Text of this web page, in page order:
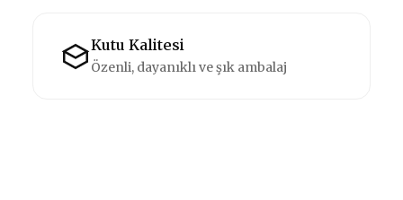
Kutu Kalitesi
Özenli, dayanıklı ve şık ambalaj